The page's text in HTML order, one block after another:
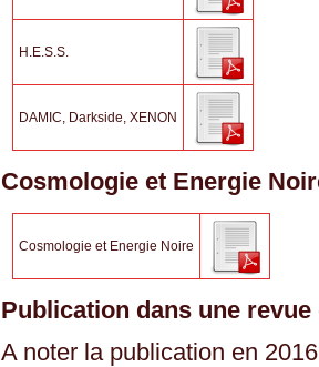
H.E.S.S.
DAMIC, Darkside, XENON
Cosmologie et Energie
Cosmologie et Energie Noire
Publication dans une revue
A noter la publication en